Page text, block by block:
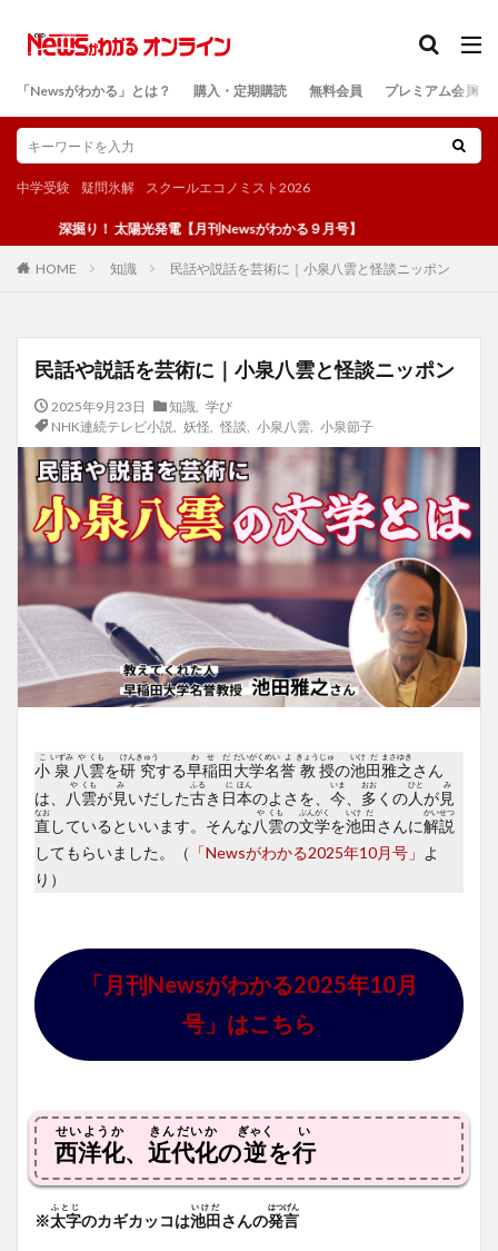
「Newsがわかる」とは？ 購入・定期購読 無料会員 プレミアム会員
中学受験 疑問氷解 スクールエコノミスト2026
深掘り！ 太陽光発電【月刊Newsがわかる９月号】
HOME 知識 民話や説話を芸術に｜小泉八雲と怪談ニッポン
民話や説話を芸術に｜小泉八雲と怪談ニッポン
2025年9月23日 知識
学び
NHK連続テレビ小説
妖怪 怪談 小泉八雲, 小泉節子
小
こ
泉
いずみ
八
や
雲
くも
を研
けん
究
きゅう
する早
わ
稲
せ
田
だ
大
だい
学
がく
名
めい
誉
よ
教
きょう
授
じゅ
の池
いけ
田
だ
雅
まさ
之
ゆき
さん
は、
八
や
雲
くも
が見
み
いだした古
ふる
き 日
に
本
ほん
のよさを、 今
いま
多
おお
くの人
ひと
が見
み
直
なお
しているといいます。そんな八
や
雲
くも
の文
ぶん
学
がく
を池
いけ
田
だ
さんに解
かい
説
せつ
してもらいました。（ 「Newsがわかる2025年10月号」 よ
り）
「月刊Newsがわかる2025年10月
号」はこちら
西洋化
せいようか
、 近代化
きんだいか
の逆
ぎゃく
を行
い
※太字
ふとじ
のカギカッコは池田
いけだ
さんの発言
はつげん
検索